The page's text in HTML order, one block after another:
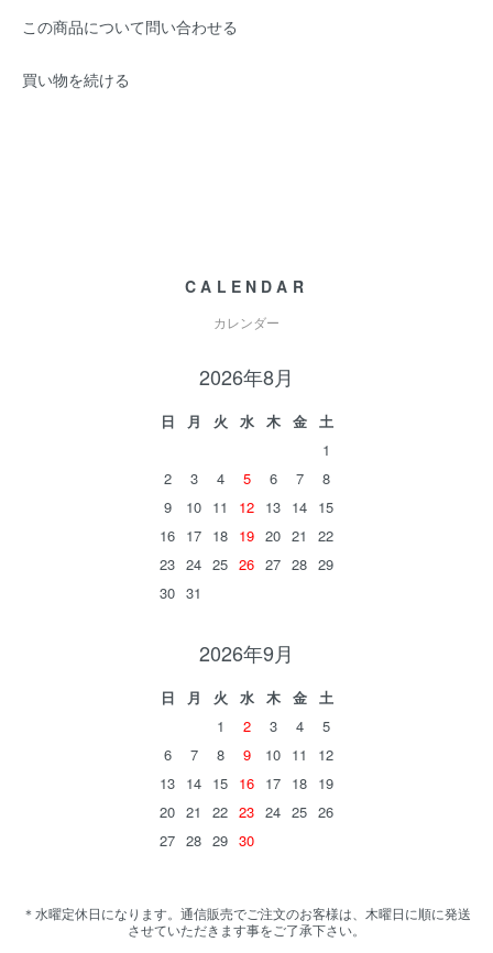
この商品について問い合わせる
買い物を続ける
CALENDAR
カレンダー
2026年8月
日 月 火 水 木 金
土
1
2
3 4 5 6 7
8
9
10 11 12 13 14 15
16 17 18 19 20 21
22
23 24 25 26 27 28 29
30 31
2026年9月
日 月 火 水 木 金
土
1
2 3 4
5
6
7 8 9 10 11
12
13 14 15 16 17 18 19
20 21 22 23 24 25 26
27 28 29 30
＊水曜定休日になります。通信販売でご注文のお客様は、木曜日に順に発送
させていただきます事をご了承下さい。